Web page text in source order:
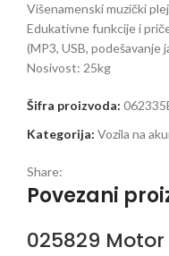
Višenamenski muzički
Edukativne funkcije i
(MP3, USB, podešavanje
Nosivost: 25kg
Šifra proizvoda:
Kategorija: Vozila na
Share:
Povezani
025829 Motor